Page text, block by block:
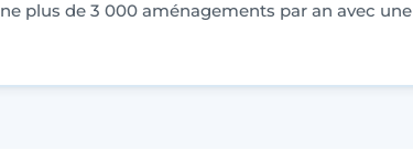
plus de 3 000 aménagements par an avec une